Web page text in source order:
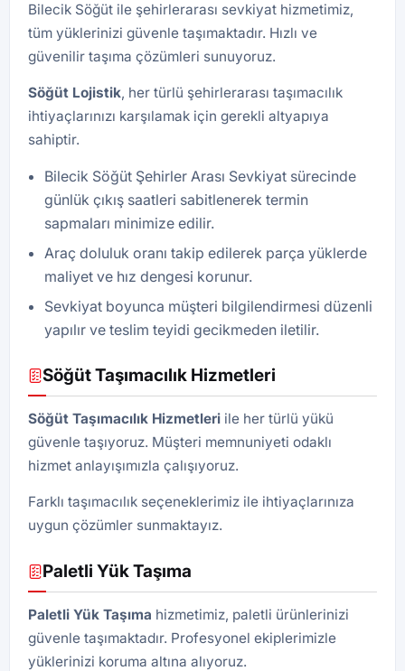
Bilecik Söğüt ile şehirlerarası sevkiyat hizmetimiz,
tüm yüklerinizi güvenle taşımaktadır. Hızlı ve
güvenilir taşıma çözümleri sunuyoruz.
Söğüt Lojistik, her türlü şehirlerarası taşımacılık
ihtiyaçlarınızı karşılamak için gerekli altyapıya
sahiptir.
Bilecik Söğüt Şehirler Arası Sevkiyat sürecinde
günlük çıkış saatleri sabitlenerek termin
sapmaları minimize edilir.
Araç doluluk oranı takip edilerek parça yüklerde
maliyet ve hız dengesi korunur.
Sevkiyat boyunca müşteri bilgilendirmesi düzenli
yapılır ve teslim teyidi gecikmeden iletilir.
Söğüt Taşımacılık Hizmetleri
Söğüt Taşımacılık Hizmetleri ile her türlü yükü
güvenle taşıyoruz. Müşteri memnuniyeti odaklı
hizmet anlayışımızla çalışıyoruz.
Farklı taşımacılık seçeneklerimiz ile ihtiyaçlarınıza
uygun çözümler sunmaktayız.
Paletli Yük Taşıma
Paletli Yük Taşıma hizmetimiz, paletli ürünlerinizi
güvenle taşımaktadır. Profesyonel ekiplerimizle
yüklerinizi koruma altına alıyoruz.